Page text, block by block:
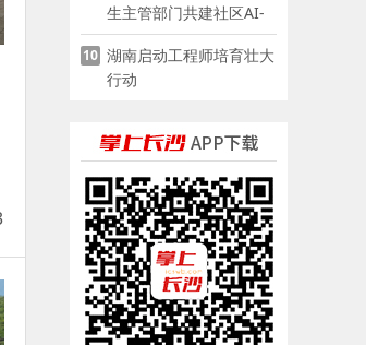
生主管部门共建社区AI-
POCT生态
10 湖南启动工程师培育壮大
行动